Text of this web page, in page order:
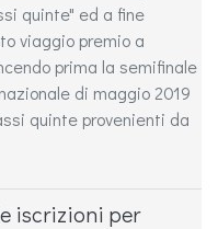
quinte" ed a fine
viaggio premio a
prima la semifinale
di maggio 2019
quinte provenienti da
iscrizioni per